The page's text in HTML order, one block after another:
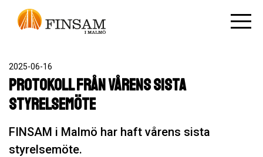
2025-06-16
Protokoll från vårens sista
styrelsemöte
FINSAM i Malmö har haft vårens sista
styrelsemöte.